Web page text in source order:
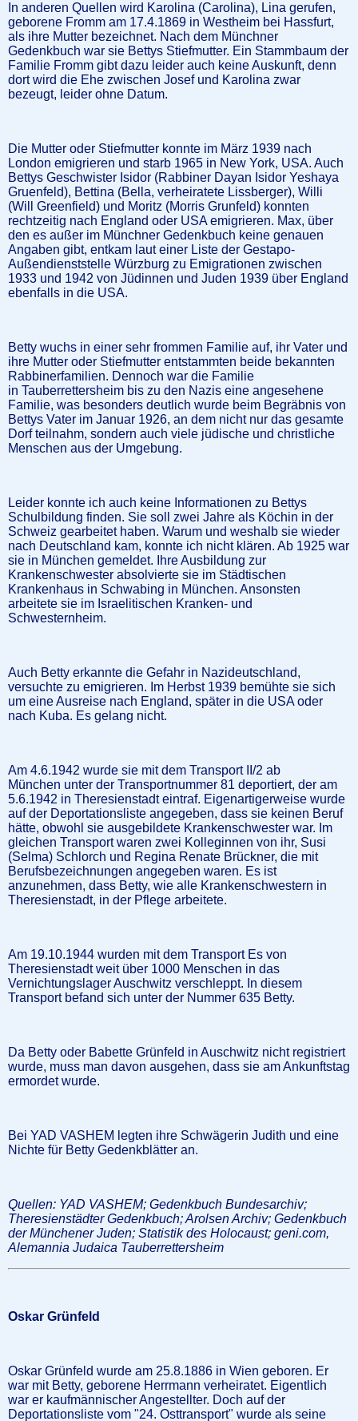
In anderen Quellen wird Karolina (Carolina), Lina gerufen,
geborene Fromm am 17.4.1869 in Westheim bei Hassfurt,
als ihre Mutter bezeichnet. Nach dem Münchner
Gedenkbuch war sie Bettys Stiefmutter. Ein Stammbaum der
Familie Fromm gibt dazu leider auch keine Auskunft, denn
dort wird die Ehe zwischen Josef und Karolina zwar
bezeugt, leider ohne Datum.
Die Mutter oder Stiefmutter konnte im März 1939 nach
London emigrieren und starb 1965 in New York, USA. Auch
Bettys Geschwister Isidor (Rabbiner Dayan Isidor Yeshaya
Gruenfeld), Bettina (Bella, verheiratete Lissberger), Willi
(Will Greenfield) und Moritz (Morris Grunfeld) konnten
rechtzeitig nach England oder USA emigrieren. Max, über
den es außer im Münchner Gedenkbuch keine genauen
Angaben gibt, entkam laut einer Liste der Gestapo-
Außendienststelle Würzburg zu Emigrationen zwischen
1933 und 1942 von Jüdinnen und Juden 1939 über England
ebenfalls in die USA.
Betty wuchs in einer sehr frommen Familie auf, ihr Vater und
ihre Mutter oder Stiefmutter entstammten beide bekannten
Rabbinerfamilien. Dennoch war die Familie
in Tauberrettersheim bis zu den Nazis eine angesehene
Familie, was besonders deutlich wurde beim Begräbnis von
Bettys Vater im Januar 1926, an dem nicht nur das gesamte
Dorf teilnahm, sondern auch viele jüdische und christliche
Menschen aus der Umgebung.
Leider konnte ich auch keine Informationen zu Bettys
Schulbildung finden. Sie soll zwei Jahre als Köchin in der
Schweiz gearbeitet haben. Warum und weshalb sie wieder
nach Deutschland kam, konnte ich nicht klären. Ab 1925 war
sie in München gemeldet. Ihre Ausbildung zur
Krankenschwester absolvierte sie im Städtischen
Krankenhaus in Schwabing in München. Ansonsten
arbeitete sie im Israelitischen Kranken- und
Schwesternheim.
Auch Betty erkannte die Gefahr in Nazideutschland,
versuchte zu emigrieren. Im Herbst 1939 bemühte sie sich
um eine Ausreise nach England, später in die USA oder
nach Kuba. Es gelang nicht.
Am 4.6.1942 wurde sie mit dem Transport II/2 ab
München unter der Transportnummer 81 deportiert, der am
5.6.1942 in Theresienstadt eintraf. Eigenartigerweise wurde
auf der Deportationsliste angegeben, dass sie keinen Beruf
hätte, obwohl sie ausgebildete Krankenschwester war. Im
gleichen Transport waren zwei Kolleginnen von ihr, Susi
(Selma) Schlorch und Regina Renate Brückner, die mit
Berufsbezeichnungen angegeben waren. Es ist
anzunehmen, dass Betty, wie alle Krankenschwestern in
Theresienstadt, in der Pflege arbeitete.
Am 19.10.1944 wurden mit dem Transport Es von
Theresienstadt weit über 1000 Menschen in das
Vernichtungslager Auschwitz verschleppt. In diesem
Transport befand sich unter der Nummer 635 Betty.
Da Betty oder Babette Grünfeld in Auschwitz nicht registriert
wurde, muss man davon ausgehen, dass sie am Ankunftstag
ermordet wurde.
Bei YAD VASHEM legten ihre Schwägerin Judith und eine
Nichte für Betty Gedenkblätter an.
Quellen: YAD VASHEM; Gedenkbuch Bundesarchiv;
Theresienstädter Gedenkbuch; Arolsen Archiv; Gedenkbuch
der Münchener Juden; Statistik des Holocaust; geni.com,
Alemannia Judaica Tauberrettersheim
Oskar Grünfeld
Oskar Grünfeld wurde am 25.8.1886 in Wien geboren. Er
war mit Betty, geborene Herrmann verheiratet. Eigentlich
war er kaufmännischer Angestellter. Doch auf der
Deportationsliste vom "24. Osttransport" wurde als seine